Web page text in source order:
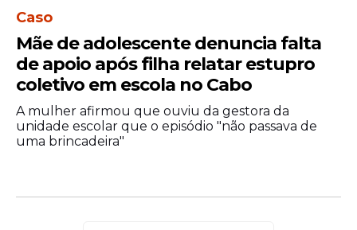
Caso
Mãe de adolescente denuncia falta
de apoio após filha relatar estupro
coletivo em escola no Cabo
A mulher afirmou que ouviu da gestora da
unidade escolar que o episódio "não passava de
uma brincadeira"